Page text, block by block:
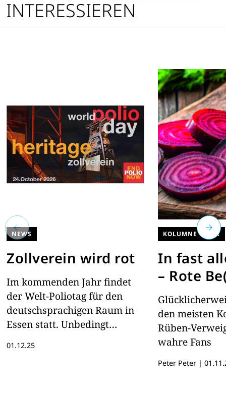
INTERESSIEREN
NEWS
Zollverein wird rot
Im kommenden Jahr findet
der Welt-Poliotag für den
deutschsprachigen Raum in
Essen statt. Unbedingt
01.12.25
KOLUMNE PETER
In fast
– Rote
den meisten
Rüben-
wahre Fans
Peter Peter |